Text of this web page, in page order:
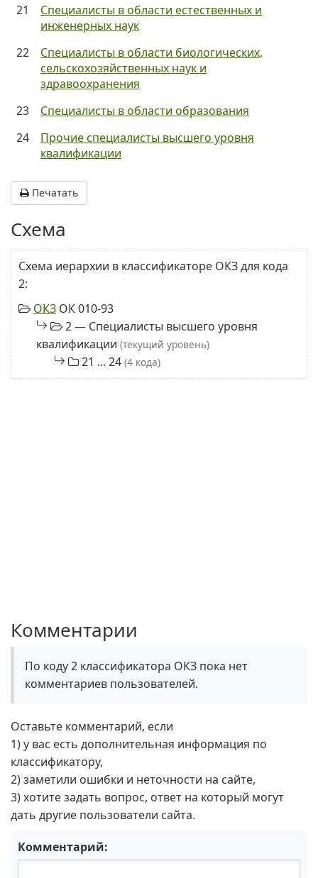
21
Специалисты в области естественных и
инженерных наук
22
Специалисты в области биологических,
сельскохозяйственных наук и
здравоохранения
23
Специалисты в области образования
24
Прочие специалисты высшего уровня
квалификации
Печатать
Схема
Схема иерархии в классификаторе ОКЗ для кода
2:
ОКЗ ОК 010-93
2 — Специалисты высшего уровня
квалификации (текущий уровень)
21 ... 24 (4 кода)
Комментарии
По коду 2 классификатора ОКЗ пока нет
комментариев пользователей.
Оставьте комментарий, если
1) у вас есть дополнительная информация по
классификатору,
2) заметили ошибки и неточности на сайте,
3) хотите задать вопрос, ответ на который могут
дать другие пользователи сайта.
Комментарий: